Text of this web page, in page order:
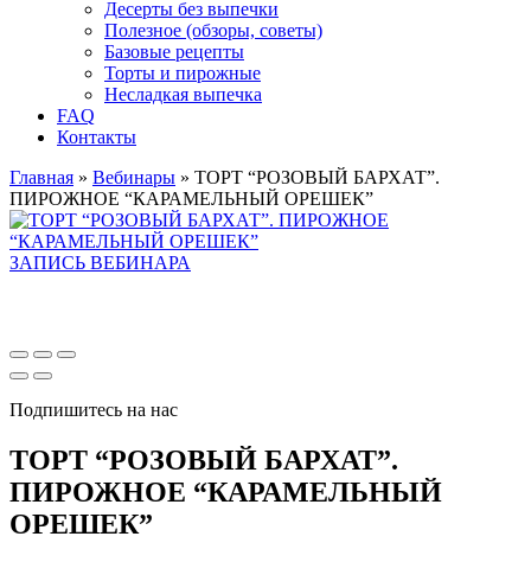
Десерты без выпечки
Полезное (обзоры, советы)
Базовые рецепты
Торты и пирожные
Несладкая выпечка
FAQ
Контакты
Главная » Вебинары » ТОРТ “РОЗОВЫЙ БАРХАТ”.
ПИРОЖНОЕ “КАРАМЕЛЬНЫЙ ОРЕШЕК”
ЗАПИСЬ ВЕБИНАРА
Подпишитесь на нас
ТОРТ “РОЗОВЫЙ БАРХАТ”.
ПИРОЖНОЕ “КАРАМЕЛЬНЫЙ
ОРЕШЕК”